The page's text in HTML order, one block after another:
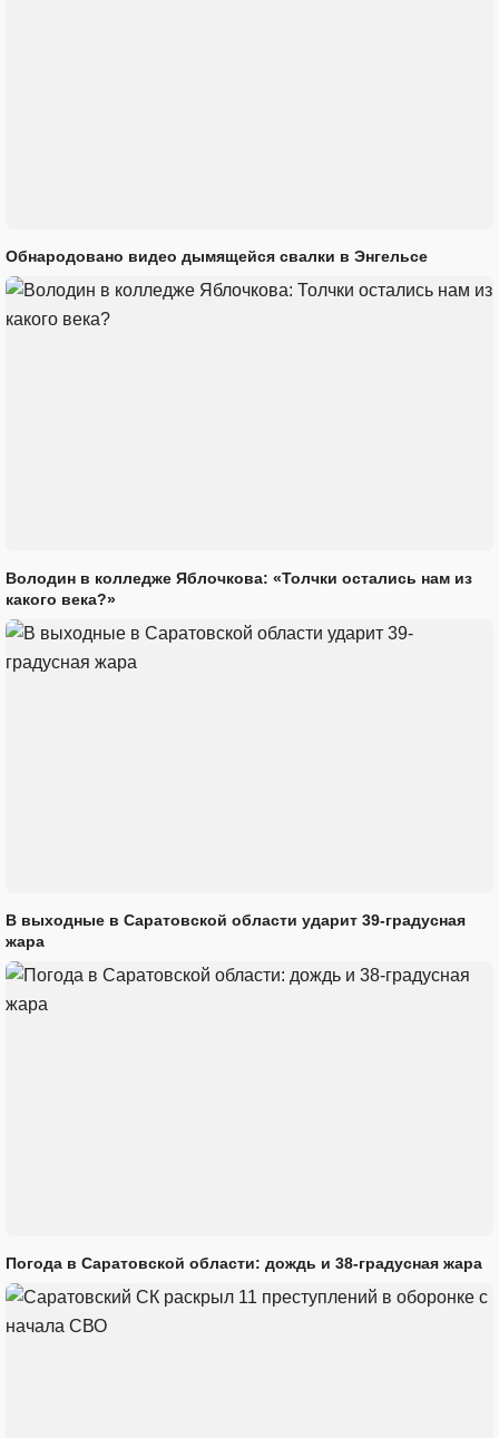
Обнародовано видео дымящейся свалки в Энгельсе
Володин в колледже Яблочкова: «Толчки остались нам из
какого века?»
В выходные в Саратовской области ударит 39-градусная
жара
Погода в Саратовской области: дождь и 38-градусная жара